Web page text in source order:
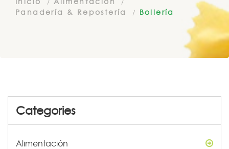
Panadería & Repostería
Bollería
Categories
Alimentación